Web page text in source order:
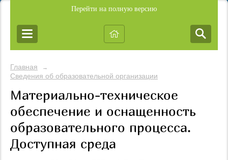
Перейти на полную версию
Главная →
Сведения об образовательной организации
Материально-техническое
обеспечение и оснащенность
образовательного процесса.
Доступная среда